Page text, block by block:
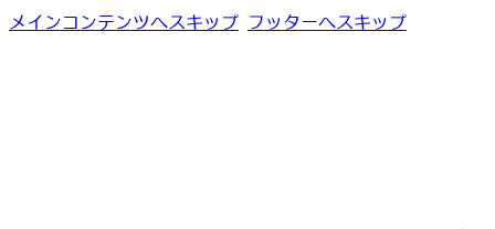
メインコンテンツへスキップ フッターへスキップ